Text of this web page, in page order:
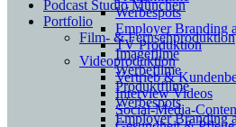
Werbespots
Employer Branding
TV Produktion
Videoproduktion
Vertrieb &
Interview Videos
Social-Media-
Podcast Studio München
Portfolio
Film- & Fernsehproduktion
Imagefilme
Werbefilme
Produktfilme
Werbespots
Employer Branding